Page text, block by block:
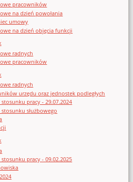
pracowników
na dzień powołania
umowy
na dzień objęcia funkcji
radnych
pracowników
radnych
urzędu oraz jednostek podległych
pracy - 29.07.2024
służbowego
pracy - 09.02.2025